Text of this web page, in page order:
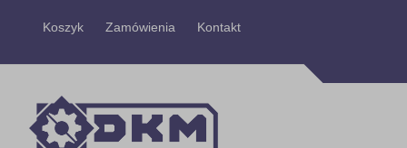
Koszyk Zamówienia KontaktPrzejdź